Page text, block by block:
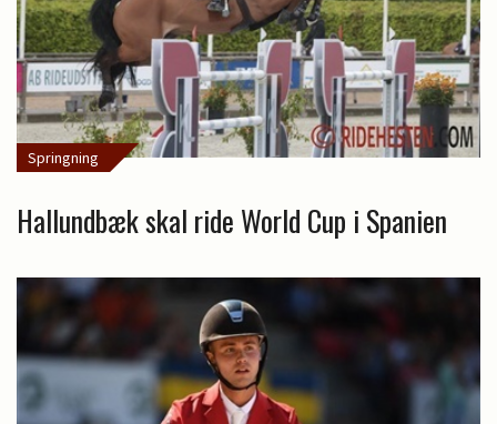
Springning
Hallundbæk skal ride World Cup i Spanien